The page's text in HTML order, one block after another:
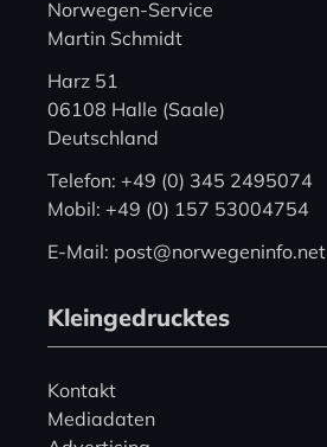
Norwegen-Service
Martin Schmidt
Harz 51
06108 Halle (Saale)
Deutschland
Telefon: +49 (0) 345 2495074
Mobil: +49 (0) 157 53004754
E-Mail: post@norwegeninfo.net
Kleingedrucktes
Kontakt
Mediadaten